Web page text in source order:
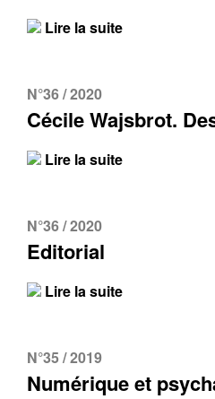
Lire la suite
N°36 / 2020
Cécile Wajsbrot.
Lire la suite
N°36 / 2020
Editorial
Lire la suite
N°35 / 2019
Numérique et